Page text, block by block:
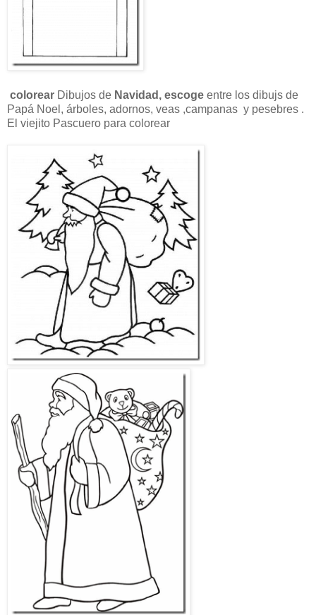
colorear Dibujos de Navidad, escoge entre los dibujs de
Papá Noel, árboles, adornos, veas ,campanas y pesebres .
El viejito Pascuero para colorear